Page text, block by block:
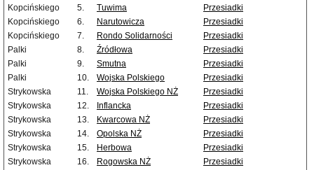
Kopcińskiego
5. Tuwima
Przesiadki
Kopcińskiego
6. Narutowicza
Przesiadki
Kopcińskiego
7. Rondo Solidarności
Przesiadki
Palki
8. Źródłowa
Przesiadki
Palki
9. Smutna
Przesiadki
Palki
10. Wojska Polskiego
Przesiadki
Strykowska
11. Wojska Polskiego NŻ
Przesiadki
Strykowska
12. Inflancka
Przesiadki
Strykowska
13. Kwarcowa NŻ
Przesiadki
Strykowska
14. Opolska NŻ
Przesiadki
Strykowska
15. Herbowa
Przesiadki
Strykowska
16. Rogowska NŻ
Przesiadki